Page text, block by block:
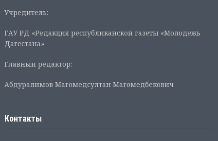
Учредитель:
ГАУ РД «Редакция республиканской газеты «Молодежь
Дагестана»
Главный редактор:
Абдуралимов Магомедсултан Магомедбекович
Контакты